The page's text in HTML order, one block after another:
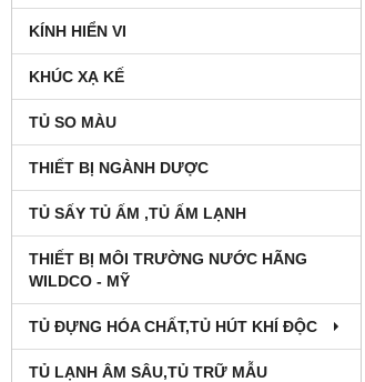
KÍNH HIỂN VI
KHÚC XẠ KẾ
TỦ SO MÀU
THIẾT BỊ NGÀNH DƯỢC
TỦ SẤY TỦ ẤM ,TỦ ẤM LẠNH
THIẾT BỊ MÔI TRƯỜNG NƯỚC HÃNG
WILDCO - MỸ
TỦ ĐỰNG HÓA CHẤT,TỦ HÚT KHÍ ĐỘC
TỦ LẠNH ÂM SÂU,TỦ TRỮ MẪU